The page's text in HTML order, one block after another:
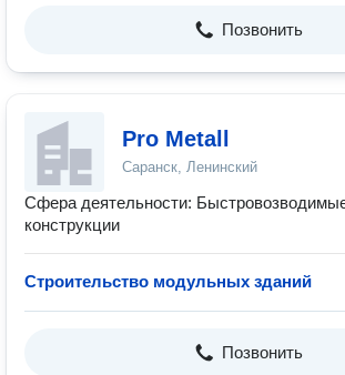
Позвонить
Pro Metall
Саранск, Ленинский
Сфера деятельности:
конструкции
Строительство модульных зданий
Позвонить